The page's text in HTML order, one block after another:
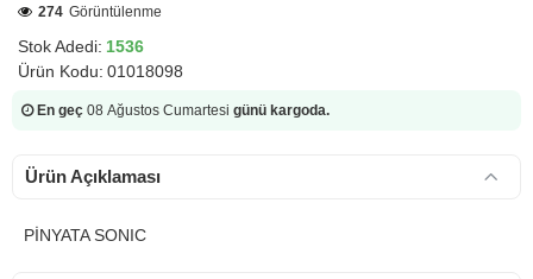
Stok Adedi: 1536
Ürün Kodu: 01018098
274 Görüntülenme
En geç 08 Ağustos Cumartesi günü kargoda.
Ürün Açıklaması
PİNYATA SONIC